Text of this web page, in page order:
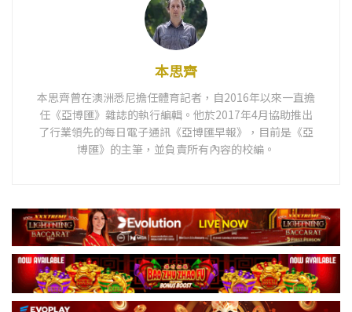
本思齊
本思齊曾在澳洲悉尼擔任體育記者，自2016年以來一直擔
任《亞博匯》雜誌的執行編輯。他於2017年4月協助推出
了行業領先的每日電子通訊《亞博匯早報》，目前是《亞
博匯》的主筆，並負責所有內容的校編。